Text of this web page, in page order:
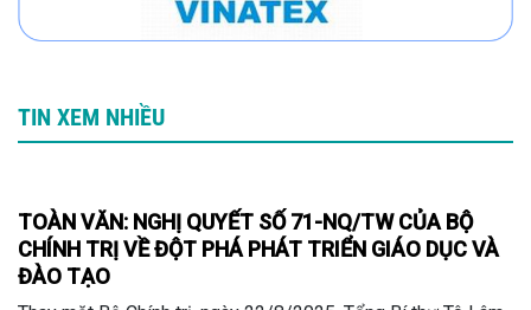
TIN XEM NHIỀU
TOÀN VĂN: NGHỊ QUYẾT SỐ 71-NQ/TW CỦA BỘ
CHÍNH TRỊ VỀ ĐỘT PHÁ PHÁT TRIỂN GIÁO DỤC VÀ
ĐÀO TẠO